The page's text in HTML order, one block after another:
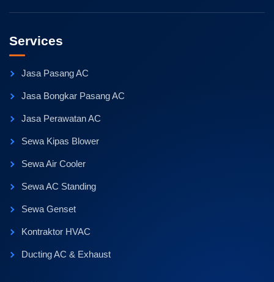
Services
Jasa Pasang AC
Jasa Bongkar Pasang AC
Jasa Perawatan AC
Sewa Kipas Blower
Sewa Air Cooler
Sewa AC Standing
Sewa Genset
Kontraktor HVAC
Ducting AC & Exhaust